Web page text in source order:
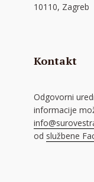
10110, Zagreb
Kontakt
Odgovorni
informacije
od službene